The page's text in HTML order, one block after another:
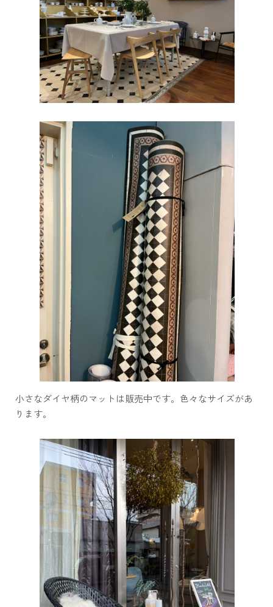
小さなダイヤ柄のマットは販売中です。色々なサイズがあ
ります。